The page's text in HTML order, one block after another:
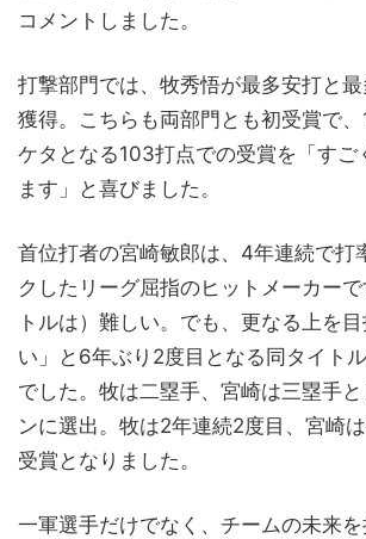
コメントしました。
打撃部門では、牧秀悟が最多安打と
獲得。こちらも両部門とも初受賞で
ケタとなる103打点での受賞を「すご
ます」と喜びました。
首位打者の宮崎敏郎は、4年連続で打
クしたリーグ屈指のヒットメーカー
トルは）難しい。でも、更なる上を
い」と6年ぶり2度目となる同タイト
でした。牧は二塁手、宮崎は三塁手
ンに選出。牧は2年連続2度目、宮崎
受賞となりました。
一軍選手だけでなく、チームの未来